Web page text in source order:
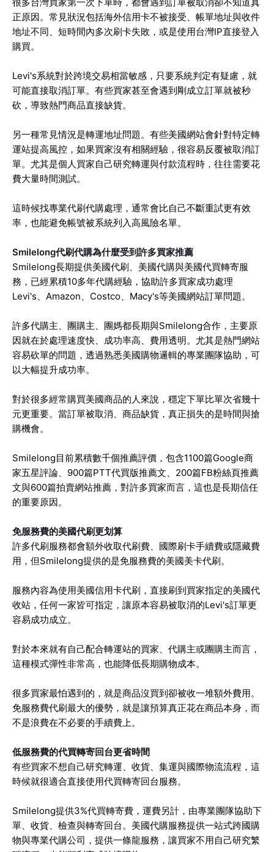
正原因。常見狀況包括海外信用卡不被接受、帳單地址與收件
地址不同、短時間內多次刷卡失敗，或是使用台灣IP直接登入
購買。
Levi's系統對於跨境交易相當敏感，只要系統判定有疑慮，就
可能直接取消訂單。有些買家甚至會遇到剛成立訂單就被秒
砍，導致熱門商品直接缺貨。
另一種常見情況是轉運地址問題。有些美國網站會針對特定轉
運站提高風控，如果買家沒有相關經驗，很容易反覆被取消訂
單。尤其是個人買家自己研究轉運與付款流程時，往往需要花
費大量時間測試。
這時候找專業代刷代購處理，通常會比自己不斷重試更有效
率，也能避免帳號被系統列入高風險名單。
Smilelong代刷代購為什麼受到許多買家推薦
Smilelong長期提供美國代刷、美國代購與美國代買轉寄服
務，已經累積10多年代購經驗，協助許多買家成功處理
Levi's、Amazon、Costco、Macy's等美國網站訂單問題。
許多代購主、團購主、團媽都長期與Smilelong合作，主要原
因就在於處理速度快、成功率高、費用透明。尤其是熱門網站
容易砍單的問題，透過熟悉美國購物邏輯的專業團隊協助，可
以大幅提升成功率。
對於很多經常購買美國商品的人來說，穩定下單比單次省幾十
元更重要。當訂單被取消、商品缺貨，真正損失的是時間與搶
購機會。
Smilelong目前累積數千個推薦評價，包含1100篇Google商
家五星評論、900篇PTT代買版推薦文、200篇FB粉絲頁推薦
文與600篇拍賣網站推薦，對許多買家而言，這也是長期信任
的重要原因。
免服務費的美國代刷更划算
許多代刷服務都會額外收取代刷費、國際刷卡手續費或隱藏費
用，但Smilelong提供的是免服務費的美國美卡代刷。
服務內容為使用美國信用卡代刷，直接刷到買家指定的美國代
收站，任何一家皆可指定，讓原本容易被取消的Levi's訂單更
容易成功成立。
對於本來就有自己配合轉運站的買家、代購主或團購主而言，
這種模式彈性非常高，也能降低長期購物成本。
很多買家最怕遇到的，就是商品沒買到卻被收一堆額外費用。
免服務費代刷最大的優勢，就是讓預算真正花在商品本身，而
不是浪費在不必要的手續費上。
低服務費的代買轉寄回台更省時間
有些買家不想自己研究轉運、收貨、集運與國際物流流程，這
時候就很適合直接使用代買轉寄回台服務。
Smilelong提供3%代買轉寄費，運費另計，由專業團隊協助下
單、收貨、檢查與轉寄回台。美國代購服務提供一站式跨國購
物與專業代購公司，提供一條龍服務，讓買家不用自己研究繁